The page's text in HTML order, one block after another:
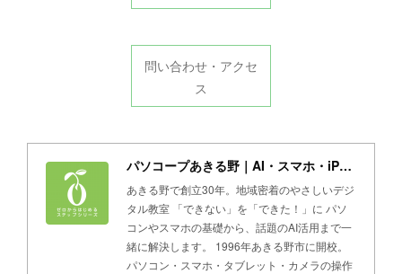
問い合わせ・アクセ
ス
パソコープあきる野｜AI・スマホ・iPad・パソコン教室
あきる野で創立30年。地域密着のやさしいデジ
タル教室 「できない」を「できた！」に パソ
コンやスマホの基礎から、話題のAI活用まで一
緒に解決します。 1996年あきる野市に開校。
パソコン・スマホ・タブレット・カメラの操作